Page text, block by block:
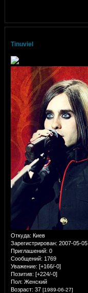
Tinuviel
Откуда: Киев
Зарегистрирован: 2007-05-05
Приглашений: 0
Сообщений: 1769
Уважение: [+166/-0]
Позитив: [+224/-0]
Пол: Женский
Возраст: 37 [1989-06-27]